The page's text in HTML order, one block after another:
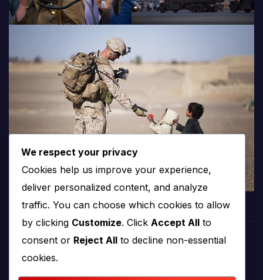
We respect your privacy
Cookies help us improve your experience,
deliver personalized content, and analyze
traffic. You can choose which cookies to allow
by clicking Customize. Click Accept All to
consent or Reject All to decline non-essential
cookies.